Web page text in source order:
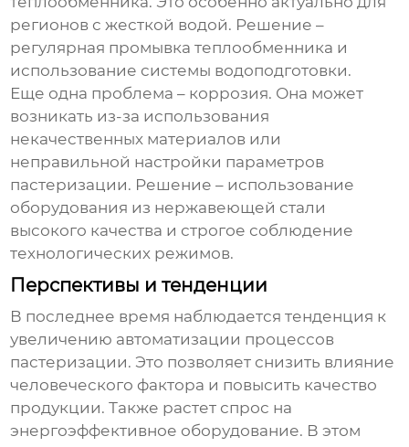
регионов с жесткой водой. Решение –
регулярная промывка теплообменника и
использование системы водоподготовки.
Еще одна проблема – коррозия. Она может
возникать из-за использования
некачественных материалов или
неправильной настройки параметров
пастеризации. Решение – использование
оборудования из нержавеющей стали
высокого качества и строгое соблюдение
технологических режимов.
Перспективы и тенденции
В последнее время наблюдается тенденция к
увеличению автоматизации процессов
пастеризации. Это позволяет снизить влияние
человеческого фактора и повысить качество
продукции. Также растет спрос на
энергоэффективное оборудование. В этом